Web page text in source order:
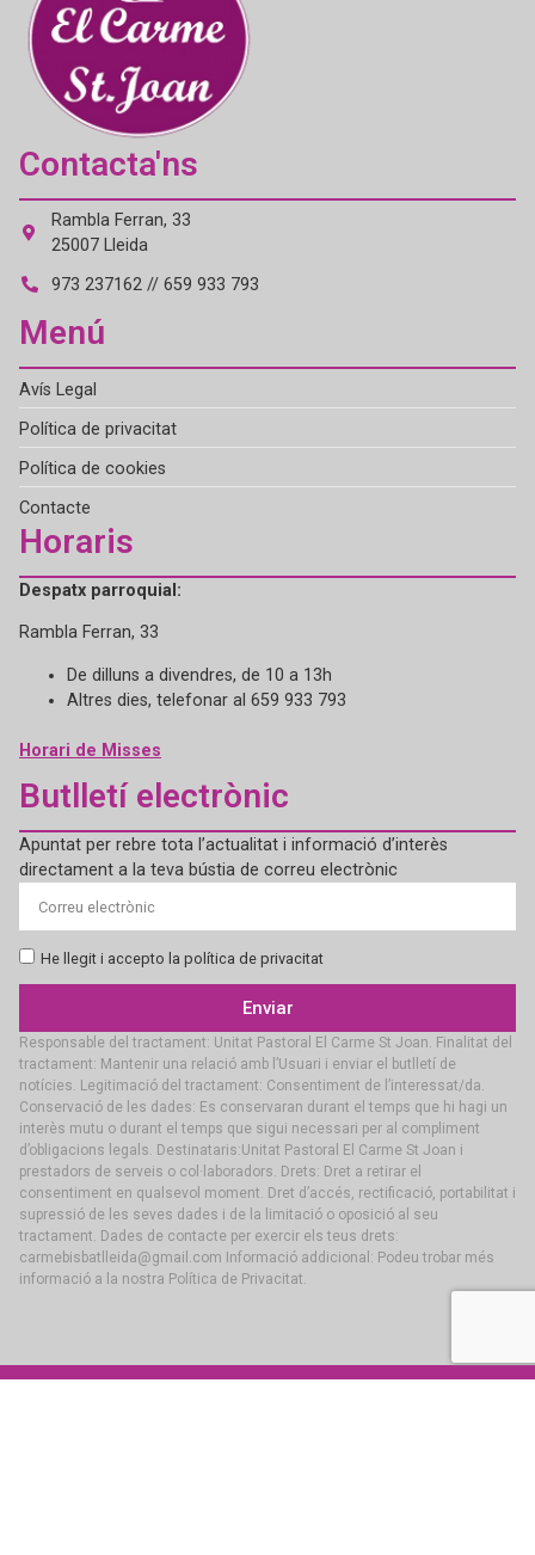
Contacta'ns
Rambla Ferran, 33
25007 Lleida
973 237162 // 659 933 793
Menú
Avís Legal
Política de privacitat
Política de cookies
Contacte
Horaris
Despatx parroquial:
Rambla Ferran, 33
De dilluns a divendres, de 10 a 13h
Altres dies, telefonar al 659 933 793
Horari de Misses
Butlletí electrònic
Apuntat per rebre tota l’actualitat i informació d’interès
directament a la teva bústia de correu electrònic
He llegit i accepto la política de privacitat
Enviar
Responsable del tractament: Unitat Pastoral El Carme St Joan. Finalitat del
tractament: Mantenir una relació amb l’Usuari i enviar el butlletí de
notícies. Legitimació del tractament: Consentiment de l’interessat/da.
Conservació de les dades: Es conservaran durant el temps que hi hagi un
interès mutu o durant el temps que sigui necessari per al compliment
d’obligacions legals. Destinataris:Unitat Pastoral El Carme St Joan i
prestadors de serveis o col·laboradors. Drets: Dret a retirar el
consentiment en qualsevol moment. Dret d’accés, rectificació, portabilitat i
supressió de les seves dades i de la limitació o oposició al seu
tractament. Dades de contacte per exercir els teus drets:
carmebisbatlleida@gmail.com Informació addicional: Podeu trobar més
informació a la nostra Política de Privacitat.